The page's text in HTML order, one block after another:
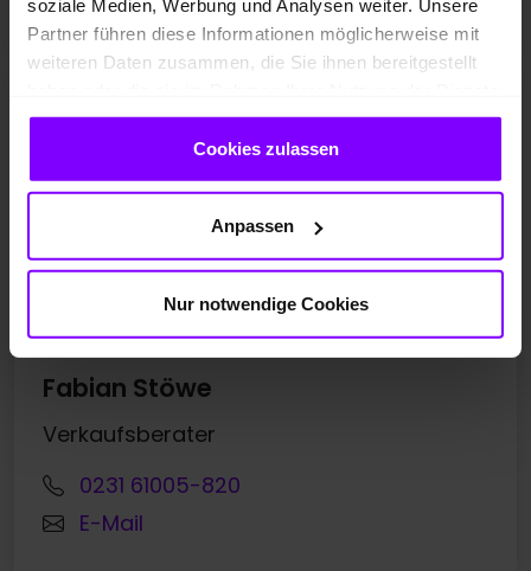
soziale Medien, Werbung und Analysen weiter. Unsere
Partner führen diese Informationen möglicherweise mit
weiteren Daten zusammen, die Sie ihnen bereitgestellt
gesammelt haben.
Cookies zulassen
Anpassen
Nur notwendige Cookies
Fabian Stöwe
Verkaufsberater
0231 61005-820
E-Mail